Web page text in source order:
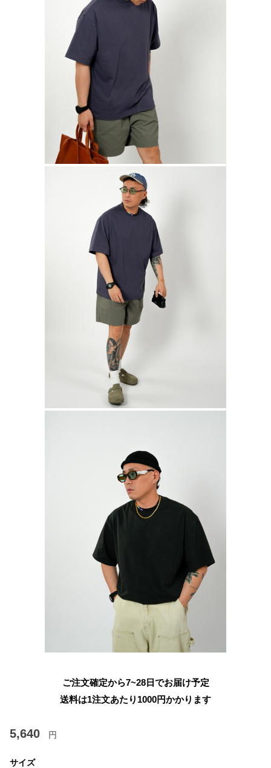
ご注文確定から7~28日でお届け予定
送料は1注文あたり 1000円かかります
5,640 円
サイズ